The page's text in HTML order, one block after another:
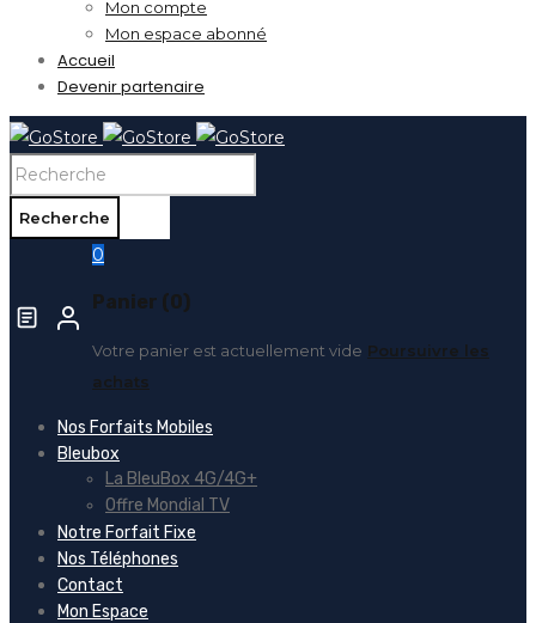
Mon compte
Mon espace abonné
Accueil
Devenir partenaire
0
Panier (0)
Votre panier est actuellement vide Poursuivre les
achats
Nos Forfaits Mobiles
Bleubox
La BleuBox 4G/4G+
Offre Mondial TV
Notre Forfait Fixe
Nos Téléphones
Contact
Mon Espace